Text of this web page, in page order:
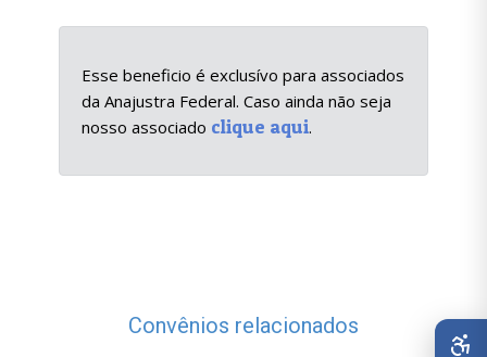
Esse beneficio é exclusívo para associados
da Anajustra Federal. Caso ainda não seja
nosso associado clique aqui.
Convênios relacionados